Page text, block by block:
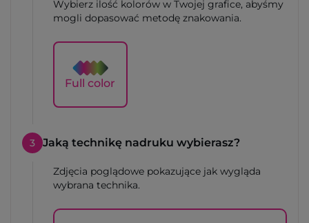
Wybierz ilość kolorów w Twojej grafice, abyśmy
mogli dopasować metodę znakowania.
Full color
3 Jaką technikę nadruku wybierasz?
Zdjęcia poglądowe pokazujące jak wygląda
wybrana technika.